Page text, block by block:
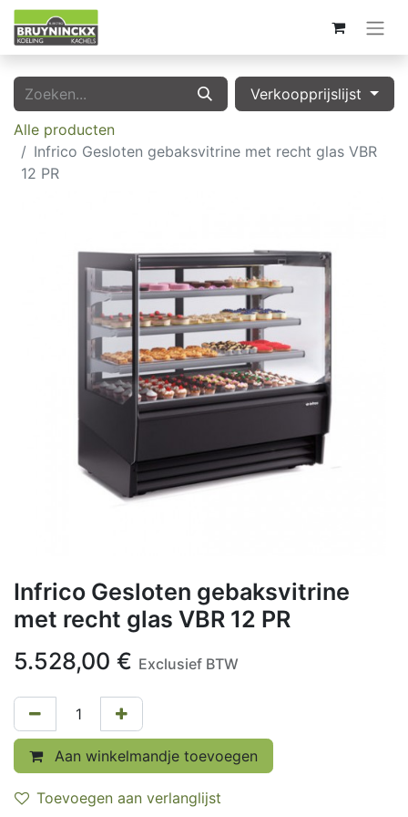
Verkoopprijslijst
Alle producten
Infrico Gesloten gebaksvitrine met recht glas VBR
12 PR
Infrico Gesloten gebaksvitrine
met recht glas VBR 12 PR
5.528,00 € Exclusief BTW
Aan winkelmandje toevoegen
Toevoegen aan verlanglijst